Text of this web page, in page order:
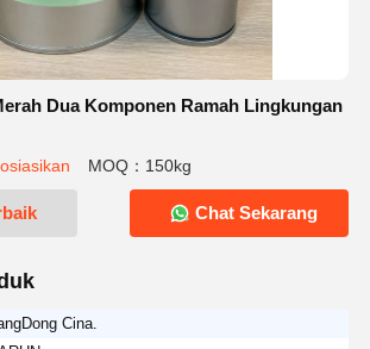
Dua Komponen Ramah Lingkungan
MOQ：150kg
Chat Sekarang
Cina.